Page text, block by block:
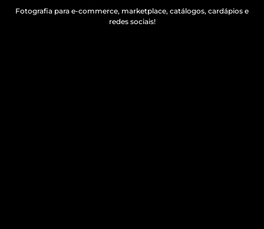
Fotografia para e-commerce, marketplace, catálogos, cardápios e
redes sociais!